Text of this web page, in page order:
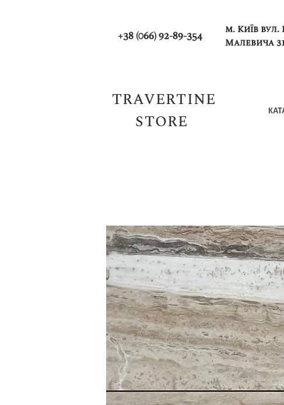
+38 (066) 92-89-354
м. Київ
Малевича
TRAVERTINE
STORE